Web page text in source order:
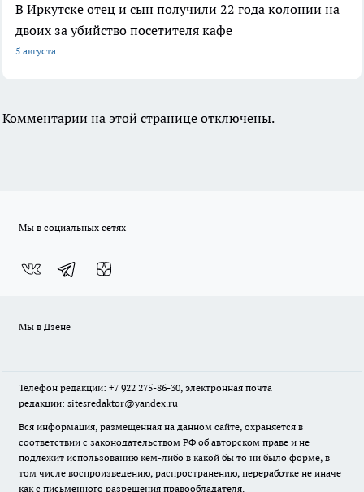
В Иркутске отец и сын получили 22 года колонии на
двоих за убийство посетителя кафе
5 августа
Комментарии на этой странице отключены.
Мы в социальных сетях
Мы в Дзене
Телефон редакции: +7 922 275-86-30, электронная почта
редакции: sitesredaktor@yandex.ru
Вся информация, размещенная на данном сайте, охраняется в
соответствии с законодательством РФ об авторском праве и не
подлежит использованию кем-либо в какой бы то ни было форме, в
том числе воспроизведению, распространению, переработке не иначе
как с письменного разрешения правообладателя.